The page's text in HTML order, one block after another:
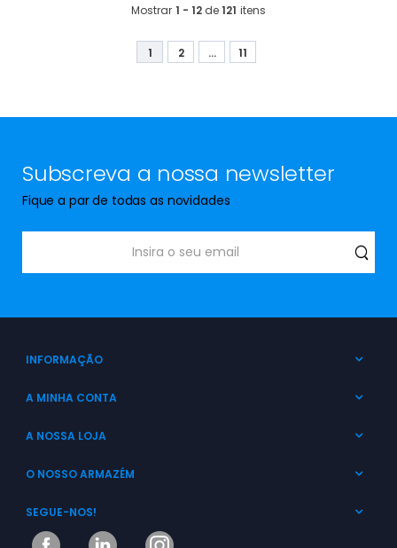
Mostrar 1 - 12 de121 itens
1 2 ... 11
Subscreva a nossa newsletter
Fique a par de todas as novidades
INFORMAÇÃO
A MINHA CONTA
A NOSSA LOJA
O NOSSO ARMAZÉM
SEGUE-NOS!